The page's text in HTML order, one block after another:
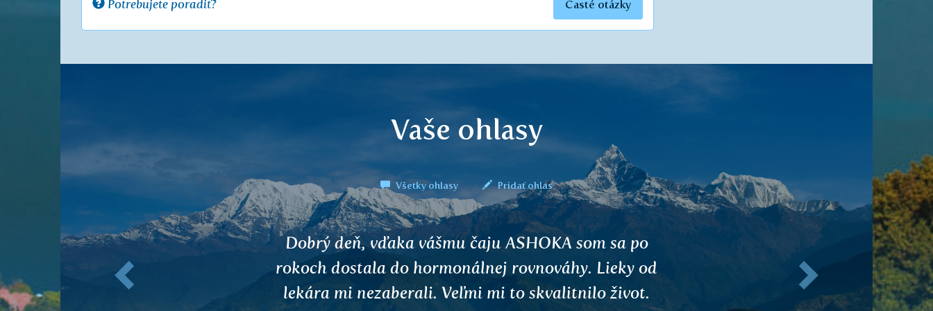
Potrebujete poradiť? Časté otázky
Vaše ohlasy
Všetky ohlasy Pridať ohlas
Po očkovaní žltačky sa mi rozbehol atopický ekzém,
alergologička ani doktori nepomohli, nič nenašli a
súvislosť s očkovaním popierajú, po troch rokoch
Predchádzajúce Ďalej